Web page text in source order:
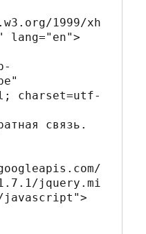
1999/xh
lang="en">
charset=utf-
jquery.mi